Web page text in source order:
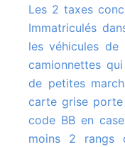
Les 2 taxes concernent les véhicules suivants :
Immatriculés
les véhicules
camionnettes
de petites
carte grise
code BB en
moins 2 rangs